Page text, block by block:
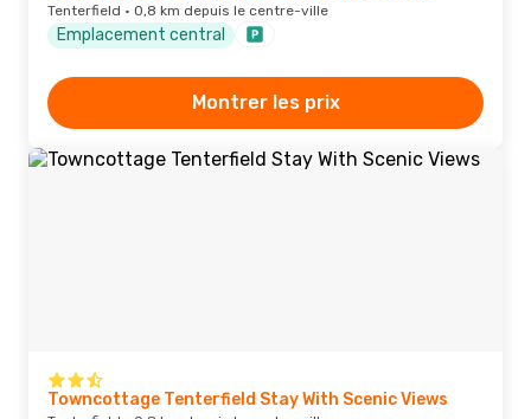
Tenterfield · 0,8 km depuis le centre-ville
Emplacement central
Montrer les prix
Towncottage Tenterfield Stay With Scenic Views